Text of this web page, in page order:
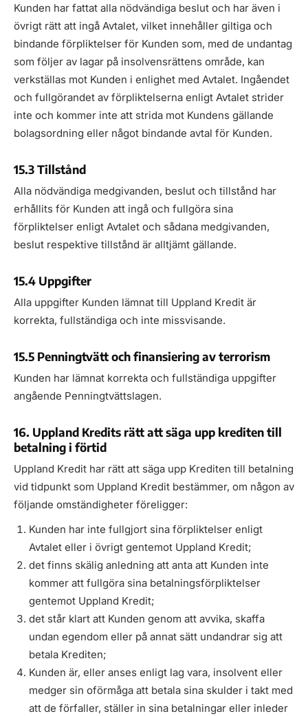
Kunden har fattat alla nödvändiga beslut och har även i
övrigt rätt att ingå Avtalet, vilket innehåller giltiga och
bindande förpliktelser för Kunden som, med de undantag
som följer av lagar på insolvensrättens område, kan
verkställas mot Kunden i enlighet med Avtalet. Ingåendet
och fullgörandet av förpliktelserna enligt Avtalet strider
inte och kommer inte att strida mot Kundens gällande
bolagsordning eller något bindande avtal för Kunden.
15.3 Tillstånd
Alla nödvändiga medgivanden, beslut och tillstånd har
erhållits för Kunden att ingå och fullgöra sina
förpliktelser enligt Avtalet och sådana medgivanden,
beslut respektive tillstånd är alltjämt gällande.
15.4 Uppgifter
Alla uppgifter Kunden lämnat till Uppland Kredit är
korrekta, fullständiga och inte missvisande.
15.5 Penningtvätt och finansiering av terrorism
Kunden har lämnat korrekta och fullständiga uppgifter
angående Penningtvättslagen.
16. Uppland Kredits rätt att säga upp krediten till
betalning i förtid
Uppland Kredit har rätt att säga upp Krediten till betalning
vid tidpunkt som Uppland Kredit bestämmer, om någon av
följande omständigheter föreligger:
Kunden har inte fullgjort sina förpliktelser enligt
Avtalet eller i övrigt gentemot Uppland Kredit;
det finns skälig anledning att anta att Kunden inte
kommer att fullgöra sina betalningsförpliktelser
gentemot Uppland Kredit;
det står klart att Kunden genom att avvika, skaffa
undan egendom eller på annat sätt undandrar sig att
betala Krediten;
Kunden är, eller anses enligt lag vara, insolvent eller
medger sin oförmåga att betala sina skulder i takt med
att de förfaller, ställer in sina betalningar eller inleder